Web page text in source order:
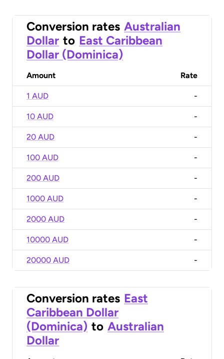
Conversion rates Australian
Dollar to East Caribbean
Dollar (Dominica)
Amount Rate
1 AUD -
10 AUD -
20 AUD -
100 AUD -
200 AUD -
1000 AUD -
2000 AUD -
10000 AUD -
20000 AUD -
Conversion rates East
Caribbean Dollar
(Dominica) to Australian
Dollar